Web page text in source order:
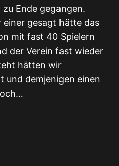
Ende gegangen.
einer gesagt hätte das
mit fast 40 Spielern
der Verein fast wieder
hätten wir
und demjenigen einen